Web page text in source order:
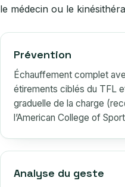
le médecin ou le
Prévention
Échauffement complet
étirements ciblés du TFL
graduelle de la charge
l’American College of
Analyse du geste